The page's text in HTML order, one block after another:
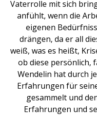
Vaterrolle mit sich
anfühlt, wenn die
eigenen
drängen, da er all
weiß, was es heißt,
ob diese persönlich,
Wendelin hat durch
Erfahrungen für
gesammelt und
Erfahrungen und